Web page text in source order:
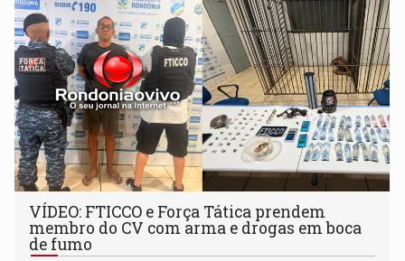
VÍDEO: FTICCO e Força Tática prendem
membro do CV com arma e drogas em boca
de fumo